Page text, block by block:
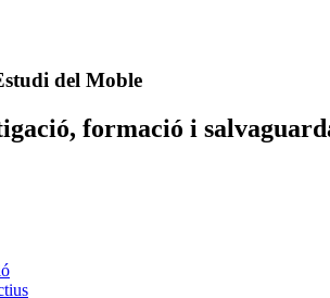
del Moble
formació i